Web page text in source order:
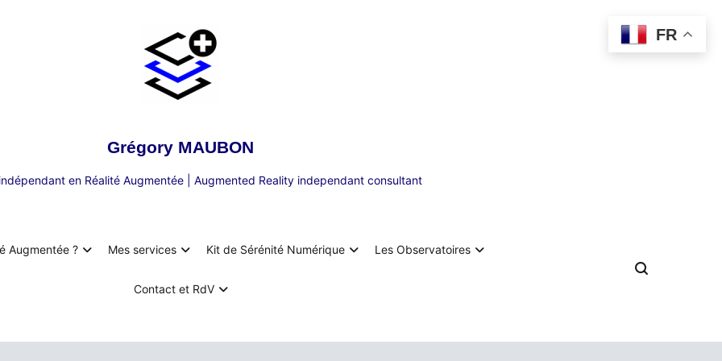
Grégory MAUBON
en Réalité Augmentée | Augmented Reality independant consultant
Augmentée ? Mes services Kit de Sérénité Numérique Les Observatoires
Contact et RdV
FR